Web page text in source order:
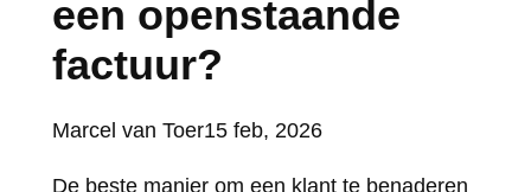
een openstaande
factuur?
Posted
Marcel van Toer15 feb, 2026
De beste manier om een klant te benaderen